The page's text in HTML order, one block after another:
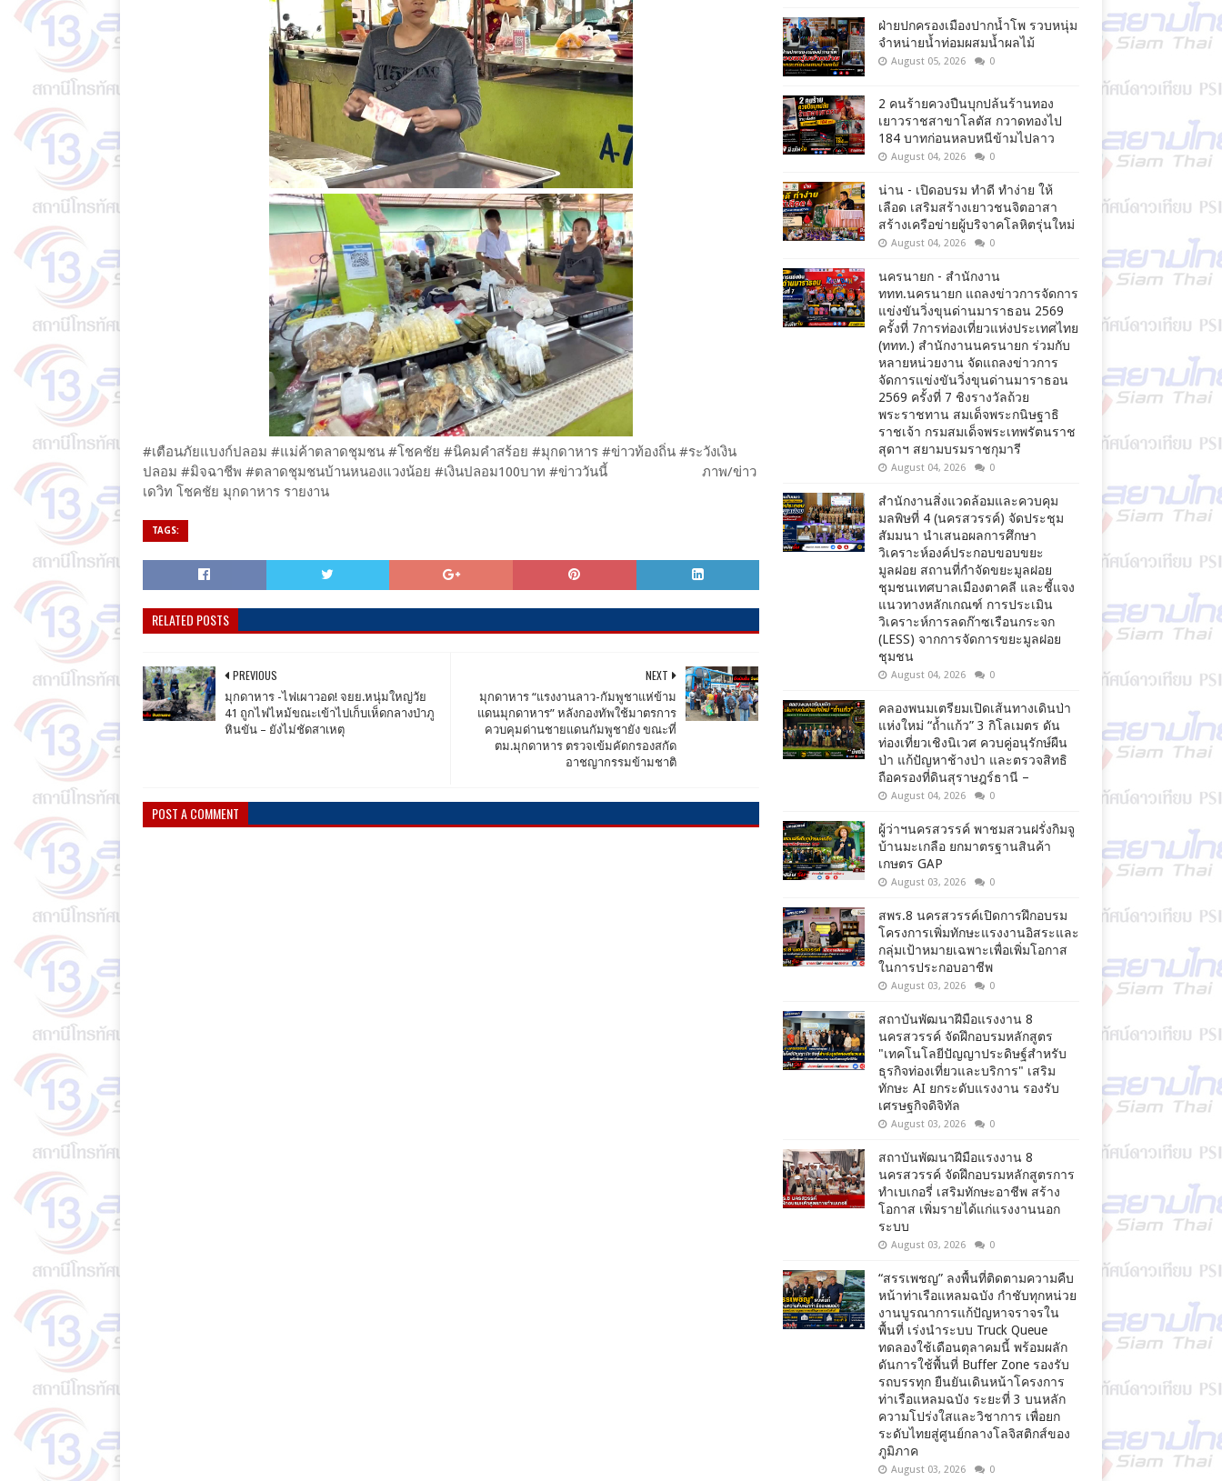
#เตือนภัยแบงก์ปลอม #แม่ค้าตลาดชุมชน #โชคชัย #นิคมคำสร้อย #มุกดาหาร #ข่าวท้องถิ่น #ระวังเงิน
ปลอม #มิจฉาชีพ #ตลาดชุมชนบ้านหนองแวงน้อย #เงินปลอม100บาท #ข่าววันนี้​ ภาพ/ข่าว​
เด​วิท​ โชคชัย​ มุกดาหาร​ รายงาน
TAGS:
RELATED POSTS
NEXT
มุกดาหาร​ “แรงงานลาว-กัมพูชาแห่ข้าม
แดนมุกดาหาร” หลังกองทัพใช้มาตรการ
ควบคุมด่านชายแดนกัมพูชายัง ขณะที่​
ตม.มุกดาหาร ตรวจเข้มคัดกรองสกัด
อาชญากรรมข้ามชาติ
PREVIOUS
มุกดาหาร​ -​ไฟเผาวอด! จยย.หนุ่มใหญ่วัย
41 ถูกไฟไหม้ขณะเข้าไปเก็บเห็ดกลางป่าภู
หินขัน – ยังไม่ชัดสาเหตุ
POST A COMMENT
ฝ่ายปกครองเมืองปากน้ำโพ รวบหนุ่ม
จำหน่ายน้ำท่อมผสมน้ำผลไม้
August 05, 2026 0
2 คนร้ายควงปืนบุกปล้นร้านทอง
เยาวราชสาขาโลตัส กวาดทองไป
184 บาทก่อนหลบหนีข้ามไปลาว
August 04, 2026 0
น่าน - เปิดอบรม ทำดี ทำง่าย ให้
เลือด เสริมสร้างเยาวชนจิตอาสา
สร้างเครือข่ายผู้บริจาคโลหิตรุ่นใหม่
August 04, 2026 0
นครนายก - สำนักงาน
ททท.นครนายก แถลงข่าวการจัดการ
แข่งขันวิ่งขุนด่านมาราธอน 2569
ครั้งที่ 7การท่องเที่ยวแห่งประเทศไทย
(ททท.) สำนักงานนครนายก ร่วมกับ
หลายหน่วยงาน จัดแถลงข่าวการ
จัดการแข่งขันวิ่งขุนด่านมาราธอน
2569 ครั้งที่ 7 ชิงรางวัลถ้วย
พระราชทาน สมเด็จพระกนิษฐาธิ
ราชเจ้า กรมสมเด็จพระเทพรัตนราช
สุดาฯ สยามบรมราชกุมารี
August 04, 2026 0
สำนักงานสิ่งแวดล้อมและควบคุม
มลพิษที่ 4 (นครสวรรค์) จัดประชุม
สัมมนา นำเสนอผลการศึกษา
วิเคราะห์องค์ประกอบขอบขยะ
มูลฝอย สถานที่กำจัดขยะมูลฝอย
ชุมชนเทศบาลเมืองตาคลี และชี้แจง
แนวทางหลักเกณฑ์ การประเมิน
วิเคราะห์การลดก๊าซเรือนกระจก
(LESS) จากการจัดการขยะมูลฝอย
ชุมชน
August 04, 2026 0
คลองพนมเตรียมเปิดเส้นทางเดินป่า
แห่งใหม่ “ถ้ำแก้ว” 3 กิโลเมตร ดัน
ท่องเที่ยวเชิงนิเวศ ควบคู่อนุรักษ์ผืน
ป่า แก้ปัญหาช้างป่า และตรวจสิทธิ
ถือครองที่ดินสุราษฎร์ธานี –
August 04, 2026 0
ผู้ว่าฯนครสวรรค์ พาชมสวนฝรั่งกิมจู
บ้านมะเกลือ ยกมาตรฐานสินค้า
เกษตร GAP
August 03, 2026 0
สพร.8 นครสวรรค์เปิดการฝึกอบรม
โครงการเพิ่มทักษะแรงงานอิสระและ
กลุ่มเป้าหมายเฉพาะเพื่อเพิ่มโอกาส
ในการประกอบอาชีพ
August 03, 2026 0
สถาบันพัฒนาฝีมือแรงงาน 8
นครสวรรค์ จัดฝึกอบรมหลักสูตร
"เทคโนโลยีปัญญาประดิษฐ์สำหรับ
ธุรกิจท่องเที่ยวและบริการ" เสริม
ทักษะ AI ยกระดับแรงงาน รองรับ
เศรษฐกิจดิจิทัล
August 03, 2026 0
สถาบันพัฒนาฝีมือแรงงาน 8
นครสวรรค์ จัดฝึกอบรมหลักสูตรการ
ทำเบเกอรี่ เสริมทักษะอาชีพ สร้าง
โอกาส เพิ่มรายได้แก่แรงงานนอก
ระบบ
August 03, 2026 0
“สรรเพชญ” ลงพื้นที่ติดตามความคืบ
หน้าท่าเรือแหลมฉบัง กำชับทุกหน่วย
งานบูรณาการแก้ปัญหาจราจรใน
พื้นที่ เร่งนำระบบ Truck Queue
ทดลองใช้เดือนตุลาคมนี้ พร้อมผลัก
ดันการใช้พื้นที่ Buffer Zone รองรับ
รถบรรทุก ยืนยันเดินหน้าโครงการ
ท่าเรือแหลมฉบัง ระยะที่ 3 บนหลัก
ความโปร่งใสและวิชาการ เพื่อยก
ระดับไทยสู่ศูนย์กลางโลจิสติกส์ของ
ภูมิภาค
August 03, 2026 0